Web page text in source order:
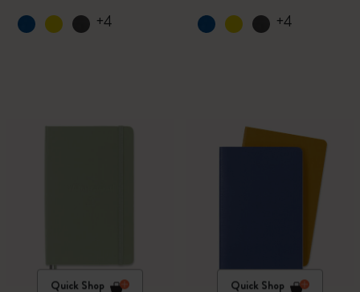
+4 +4
Quick Shop Quick Shop